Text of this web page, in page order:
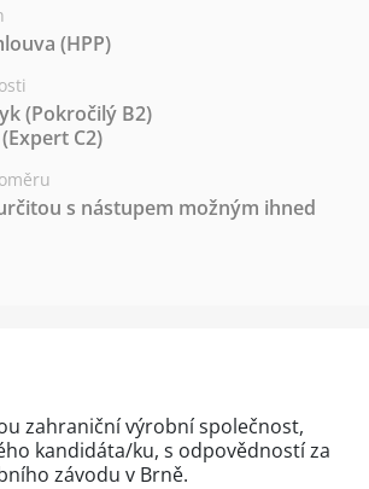
(HPP)
(Pokročilý B2)
(Expert C2)
s nástupem možným ihned
zahraniční výrobní společnost,
kandidáta/ku, s odpovědností za
závodu v Brně.